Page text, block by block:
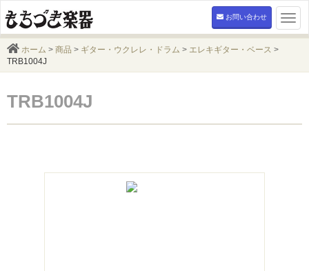
お問い合わせ
ホーム > 商品 > ギター・ウクレレ・ドラム > エレキギター・ベース >
TRB1004J
TRB1004J